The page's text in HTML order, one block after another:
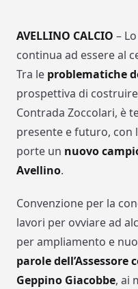
AVELLINO CALCIO – Lo
continua ad essere al
Tra le problematiche
prospettiva di
Contrada Zoccolari, è
presente e futuro, con
porte un nuovo
Avellino.
Convenzione per la
lavori per ovviare ad
per ampliamento e
parole dell’Assessore
Geppino Giacobbe, ai